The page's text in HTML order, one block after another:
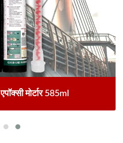
मोर्टार 585ml